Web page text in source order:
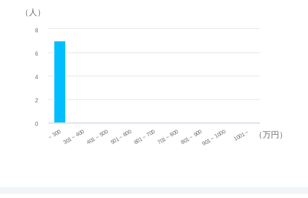
（万円）
（人）
~ 300 301 ~ 400 401 ~ 500501 ~ 600601 ~ 700701 ~ 800801 ~ 900901 ~ 1000 1001 ~
0
2
4
6
8